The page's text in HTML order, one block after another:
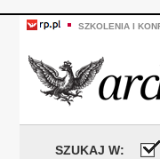
SZKOLENIA I
SZUKAJ W: